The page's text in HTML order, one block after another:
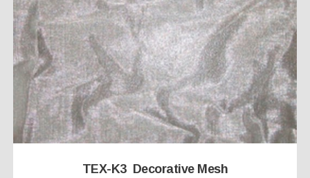
TEX-K3 Decorative Mesh